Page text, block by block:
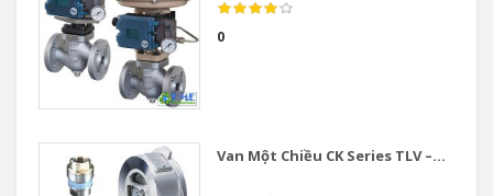
0
Van Một Chiều CK Series TLV –...